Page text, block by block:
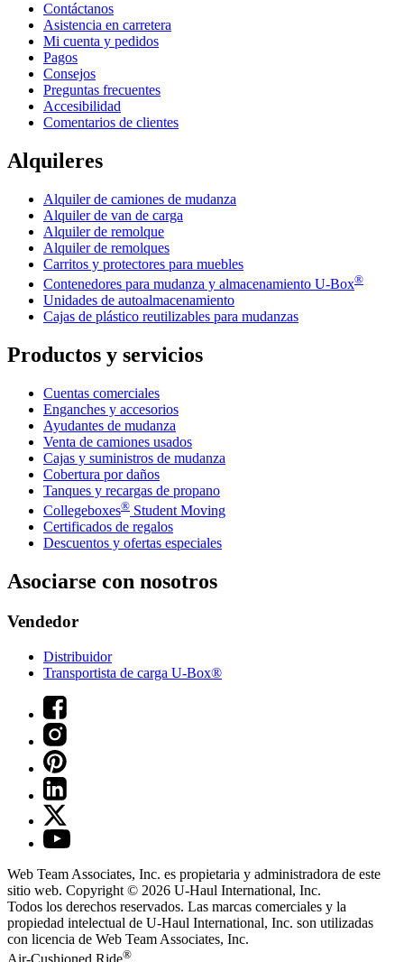
Contáctanos
Asistencia en carretera
Mi cuenta y pedidos
Pagos
Consejos
Preguntas frecuentes
Accesibilidad
Comentarios de clientes
Alquileres
Alquiler de camiones de mudanza
Alquiler de van de carga
Alquiler de remolque
Alquiler de remolques
Carritos y protectores para muebles
Contenedores para mudanza y almacenamiento U-Box®
Unidades de autoalmacenamiento
Cajas de plástico reutilizables para mudanzas
Productos y servicios
Cuentas comerciales
Enganches y accesorios
Ayudantes de mudanza
Venta de camiones usados
Cajas y suministros de mudanza
Cobertura por daños
Tanques y recargas de propano
Collegeboxes® Student Moving
Certificados de regalos
Descuentos y ofertas especiales
Asociarse con nosotros
Vendedor
Distribuidor
Transportista de carga U-Box®
Web Team Associates, Inc. es propietaria y administradora de este
sitio web. Copyright © 2026 U-Haul International, Inc.
Todos los derechos reservados. Las marcas comerciales y la
propiedad intelectual de U-Haul International, Inc. son utilizadas
con licencia de Web Team Associates, Inc.
®